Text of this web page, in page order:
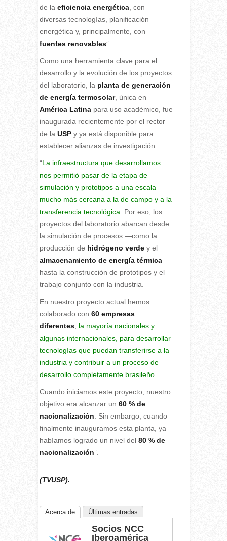
de la eficiencia energética, con
diversas tecnologías, planificación
energética y, principalmente, con
fuentes renovables”.
Como una herramienta clave para el
desarrollo y la evolución de los proyectos
del laboratorio, la planta de generación
de energía termosolar, única en
América Latinapara uso académico, fue
inaugurada recientemente por el rector
de la USPy ya está disponible para
establecer alianzas de investigación.
“La infraestructura que desarrollamos
nos permitió pasar de la etapa de
simulación y prototipos a una escala
mucho más cercana a la de campo y a la
transferencia tecnológica . Por eso, los
proyectos del laboratorio abarcan desde
la simulación de procesos —como la
producción de hidrógeno verdey el
almacenamiento de energía térmica—
hasta la construcción de prototipos y el
trabajo conjunto con la industria.
En nuestro proyecto actual hemos
colaborado con 60 empresas
diferentes, la mayoría nacionales y
algunas internacionales, para desarrollar
tecnologías que puedan transferirse a la
industria y contribuir a un proceso de
desarrollo completamente brasileño.
Cuando iniciamos este proyecto, nuestro
objetivo era alcanzar un 60 % de
nacionalización . Sin embargo, cuando
finalmente inauguramos esta planta, ya
habíamos logrado un nivel del 80 % de
nacionalización”.
(TVUSP).
Acerca de Últimas entradas
Socios NCC
Iberoamérica